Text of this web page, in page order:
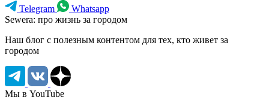
Telegram
Whatsapp
Sewera: про жизнь за городом
Наш блог c полезным контентом для тех, кто живет за
городом
Мы в YouTube